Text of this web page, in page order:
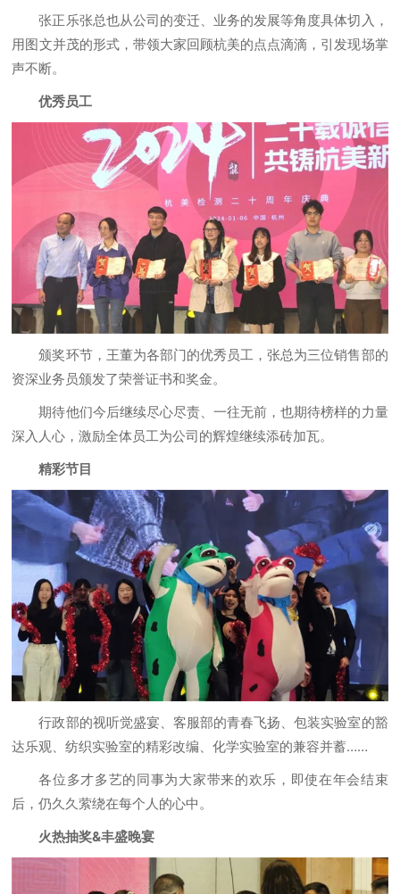
张正乐张总也从公司的变迁、业务的发展等角度具体切入，
用图文并茂的形式，带领大家回顾杭美的点点滴滴，引发现场掌
声不断。
优秀员工
颁奖环节，王董为各部门的优秀员工，张总为三位销售部的
资深业务员颁发了荣誉证书和奖金。
期待他们今后继续尽心尽责、一往无前，也期待榜样的力量
深入人心，激励全体员工为公司的辉煌继续添砖加瓦。
精彩节目
行政部的视听觉盛宴、客服部的青春飞扬、包装实验室的豁
达乐观、纺织实验室的精彩改编、化学实验室的兼容并蓄……
各位多才多艺的同事为大家带来的欢乐，即使在年会结束
后，仍久久萦绕在每个人的心中。
火热抽奖&丰盛晚宴